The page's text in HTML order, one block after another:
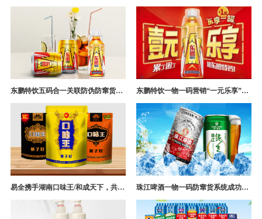
东鹏特饮五码合一关联防伪防窜货追溯系统成功案例 东鹏特饮一物一码营销“一元乐享”案例分析
易全携手湖南口味王/和成天下，共构槟榔一袋一码防伪防窜货营销系统 珠江啤酒一物一码防窜货系统成功案例